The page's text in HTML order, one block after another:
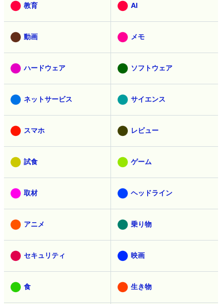
教育 AI
動画 メモ
ハードウェア ソフトウェア
ネットサービス サイエンス
スマホ レビュー
試食 ゲーム
取材 ヘッドライン
アニメ 乗り物
セキュリティ 映画
食 生き物